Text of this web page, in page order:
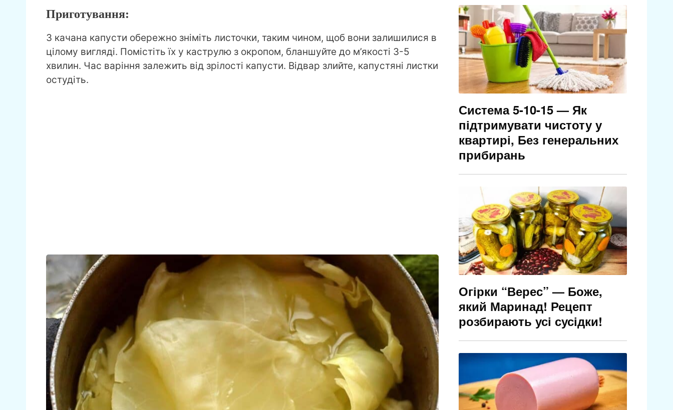
Приготування:
З качана капусти обережно зніміть листочки, таким чином, щоб вони залишилися в
цілому вигляді. Помістіть їх у каструлю з окропом, бланшуйте до м’якості 3-5
хвилин. Час варіння залежить від зрілості капусти. Відвар злийте, капустяні листки
остудіть.
Система 5-10-15 — Як
підтримувати чистоту у
квартирі, Без генеральних
прибирань
Огірки “Верес” — Боже,
який Маринад! Рецепт
розбирають усі сусідки!